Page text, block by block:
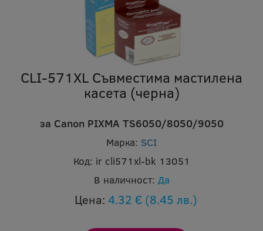
CLI-571XL Съвместима мастилена
касета (черна)
за Canon PIXMA TS6050/8050/9050
Марка: SCI
Код: ir cli571xl-bk 13051
В наличност: Да
Цена: 4.32 € (8.45 лв.)